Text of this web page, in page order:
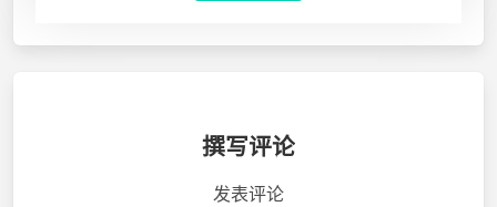
撰写评论
发表评论